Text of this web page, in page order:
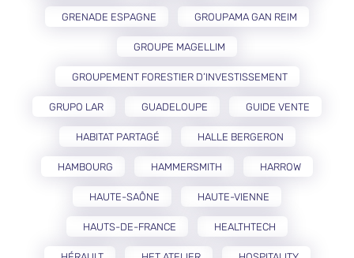
GRENADE ESPAGNE GROUPAMA GAN REIM
GROUPE MAGELLIM
GROUPEMENT FORESTIER D’INVESTISSEMENT
GRUPO LAR GUADELOUPE GUIDE VENTE
HABITAT PARTAGÉ HALLE BERGERON
HAMBOURG HAMMERSMITH HARROW
HAUTE-SAÔNE HAUTE-VIENNE
HAUTS-DE-FRANCE HEALTHTECH